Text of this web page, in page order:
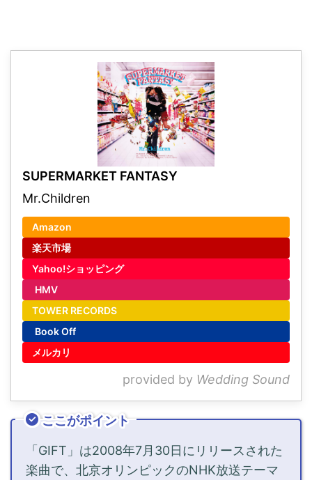
SUPERMARKET FANTASY
Mr.Children
Amazon
楽天市場
Yahoo!ショッピング
HMV
TOWER RECORDS
Book Off
メルカリ
provided by Wedding Sound
ここがポイント
「GIFT」は2008年7月30日にリリースされた
楽曲で、北京オリンピックのNHK放送テーマ